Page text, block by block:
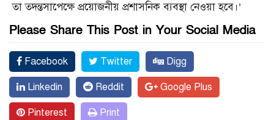
তা তদন্তসাপেক্ষে প্রয়োজনীয় প্রশাসনিক ব্যবস্থা নেওয়া হবে।’
Please Share This Post in Your Social Media
Facebook Twitter Digg
Linkedin Reddit Google Plus
Pinterest Print